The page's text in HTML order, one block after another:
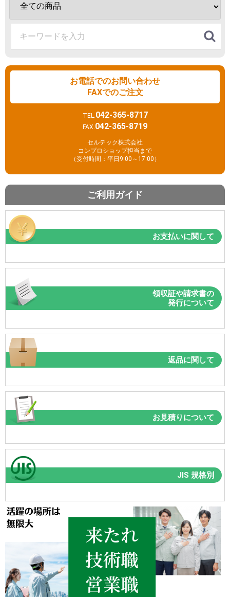
お電話でのお問い合わせ
FAXでのご注文
TEL.042-365-8717
FAX.042-365-8719
セルテック株式会社
コンプロショップ担当まで
（受付時間：平日9:00～17:00）
ご利用ガイド
お支払いに関して
領収証や請求書の
発行について
返品に関して
お見積りについて
JIS 規格別